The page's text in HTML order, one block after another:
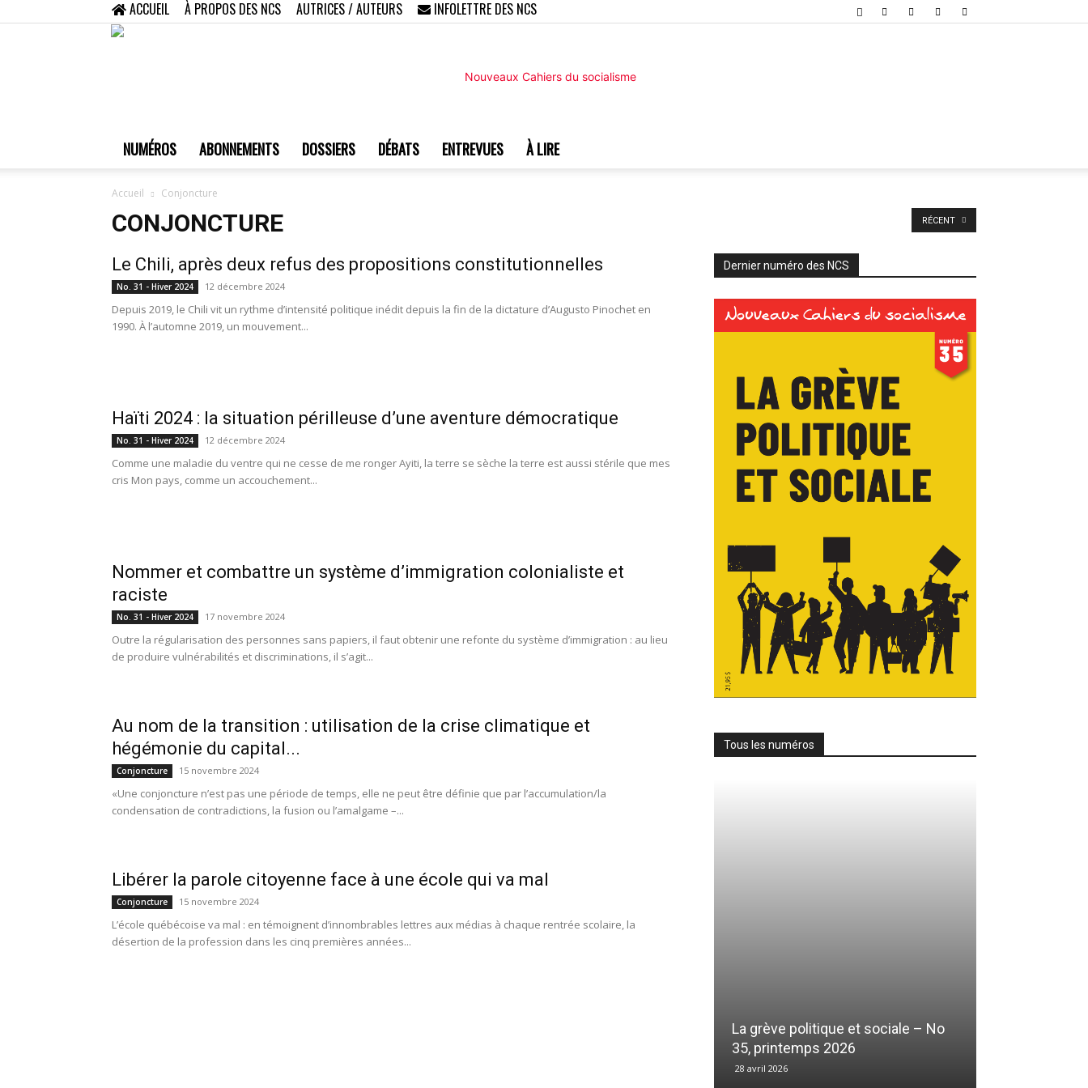
ACCUEIL À PROPOS DES NCS AUTRICES / AUTEURS INFOLETTRE DES NCS
NUMÉROS ABONNEMENTS DOSSIERS DÉBATS ENTREVUES À LIRE
Accueil Conjoncture
CONJONCTURE RÉCENT
Le Chili, après deux refus des propositions constitutionnelles
No. 31 - Hiver 2024 12 décembre 2024
Depuis 2019, le Chili vit un rythme d’intensité politique inédit depuis la fin de la dictature d’Augusto Pinochet en
1990. À l’automne 2019, un mouvement...
Haïti 2024 : la situation périlleuse d’une aventure démocratique
No. 31 - Hiver 2024 12 décembre 2024
Comme une maladie du ventre qui ne cesse de me ronger Ayiti, la terre se sèche la terre est aussi stérile que mes
cris Mon pays, comme un accouchement...
Nommer et combattre un système d’immigration colonialiste et
raciste
No. 31 - Hiver 2024 17 novembre 2024
Outre la régularisation des personnes sans papiers, il faut obtenir une refonte du système d’immigration : au lieu
de produire vulnérabilités et discriminations, il s’agit...
Au nom de la transition : utilisation de la crise climatique et
hégémonie du capital...
Conjoncture 15 novembre 2024
«Une conjoncture n’est pas une période de temps, elle ne peut être définie que par l’accumulation/la
condensation de contradictions, la fusion ou l’amalgame –...
Libérer la parole citoyenne face à une école qui va mal
Conjoncture 15 novembre 2024
L’école québécoise va mal : en témoignent d’innombrables lettres aux médias à chaque rentrée scolaire, la
désertion de la profession dans les cinq premières années...
Dernier numéro des NCS
Tous les numéros
La grève politique et sociale – No
35, printemps 2026
28 avril 2026